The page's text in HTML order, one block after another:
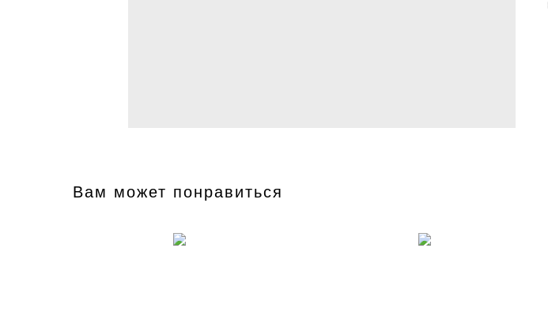
Вам может понравиться